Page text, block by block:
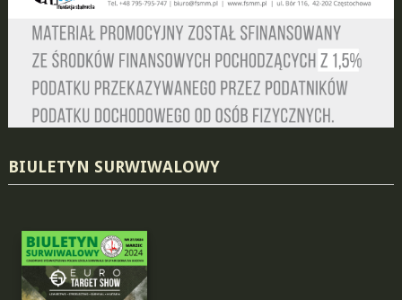
BIULETYN SURWIWALOWY